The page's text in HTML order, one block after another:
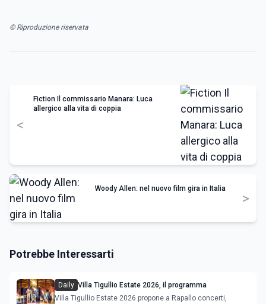
© Riproduzione riservata
<
Fiction Il commissario Manara: Luca
allergico alla vita di coppia
Woody Allen: nel nuovo film gira in Italia
>
Potrebbe Interessarti
Daily Villa Tigullio Estate 2026, il programma
Villa Tigullio Estate 2026 propone a Rapallo concerti,